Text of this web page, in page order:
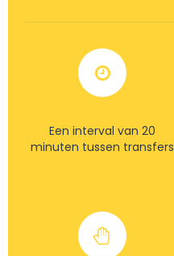
Een interval van 20
minuten tussen transfers